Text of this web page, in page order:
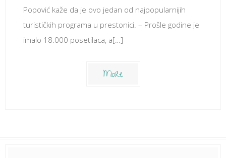
Popović kaže da je ovo jedan od najpopularnijih
turističkih programa u prestonici. – Prošle godine je
imalo 18.000 posetilaca, a[…]
More